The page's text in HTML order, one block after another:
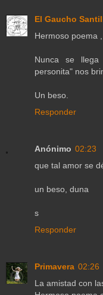
El Gaucho
Hermoso poema ,
Nunca se
personita" nos
Un beso.
Responder
Anónimo 02:23
que tal amor se
un beso, duna
s
Responder
Primavera 02:26
La amistad con